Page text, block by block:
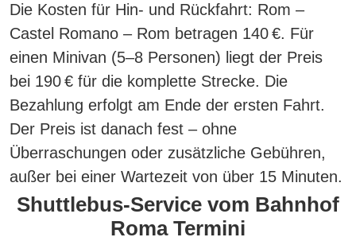
Die Kosten für Hin- und Rückfahrt: Rom –
Castel Romano – Rom betragen 140 €. Für
einen Minivan (5–8 Personen) liegt der Preis
bei 190 € für die komplette Strecke. Die
Bezahlung erfolgt am Ende der ersten Fahrt.
Der Preis ist danach fest – ohne
Überraschungen oder zusätzliche Gebühren,
außer bei einer Wartezeit von über 15 Minuten.
Shuttlebus-Service vom Bahnhof
Roma Termini